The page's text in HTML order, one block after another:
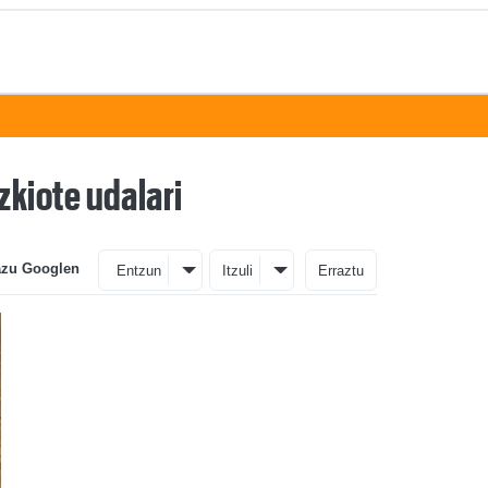
udalari
Googlen Entzun Itzuli Erraztu